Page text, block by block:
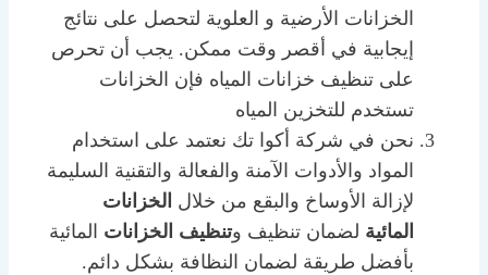
الخزانات الأرضية و العلوية لتحصل على نتائج
إيجابية في أقصر وقت ممكن. يجب أن تحرص
على تنظيف خزانات المياه فإن الخزانات
تستخدم للتخزين المياه
نحن في شركة أكوا تك نعتمد على استخدام
المواد والأدوات الآمنة والفعالة والتقنية السليمة
لإزالة الأوساخ والبقع من خلال الخزانات
المائية لضمان تنظيف وتنظيف الخزانات المائية
بأفضل طريقة لضمان النظافة بشكل دائم.